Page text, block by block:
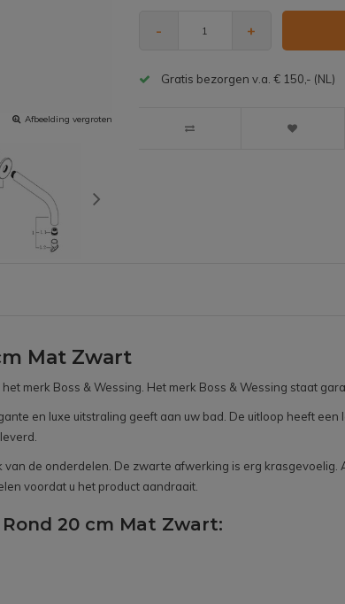
Afbeelding vergroten
- +
Gratis bezorgen v.a. € 150,- (NL)
Mat Zwart
merk Boss & Wessing. Het merk Boss & Wessing staat
en luxe uitstraling geeft aan uw bad. De uitloop heeft
de onderdelen. De zwarte afwerking is erg
voordat u het product aandraait.
20 cm Mat Zwart: